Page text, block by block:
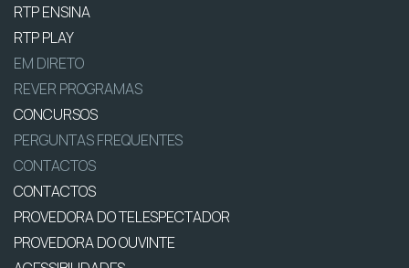
RTP ENSINA
RTP PLAY
EM DIRETO
REVER PROGRAMAS
CONCURSOS
PERGUNTAS FREQUENTES
CONTACTOS
CONTACTOS
PROVEDORA DO TELESPECTADOR
PROVEDORA DO OUVINTE